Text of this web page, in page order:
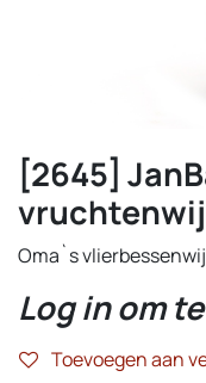
[2645]
Oma`s
Log in om
Toevoegen aan